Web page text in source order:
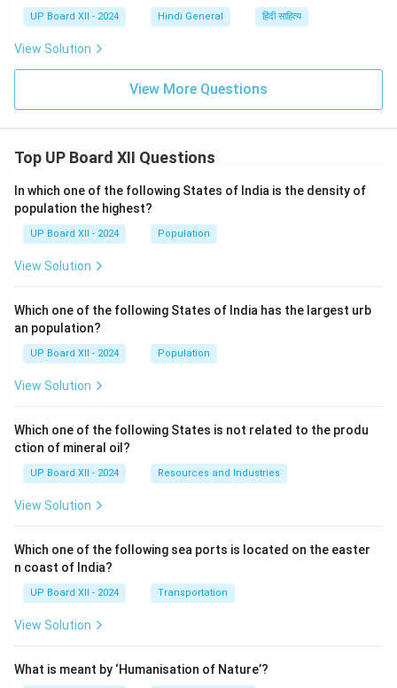
UP Board XII - 2024 Hindi General हिंदी साहित्य
View Solution
View More Questions
Top UP Board XII Questions
In which one of the following States of India is the density of
population the highest?
UP Board XII - 2024 Population
View Solution
Which one of the following States of India has the largest urb
an population?
UP Board XII - 2024 Population
View Solution
Which one of the following States is not related to the produ
ction of mineral oil?
UP Board XII - 2024 Resources and Industries
View Solution
Which one of the following sea ports is located on the easter
n coast of India?
UP Board XII - 2024 Transportation
View Solution
What is meant by ‘Humanisation of Nature’?